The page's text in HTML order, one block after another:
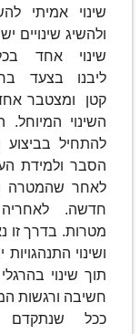
שינוי אמיתי
ולהשיג שינויים
שינוי אחד
ליבנו בצעד
קטן ומצטבר
השינוי
להתחיל בביצוע
הסבר ולמידת
לאחר שהמטרה
חדשה.
מטרות. בדרך זו
ושינוי
תוך שינוי
חשיבה ורגשות
ככל שנתקדם